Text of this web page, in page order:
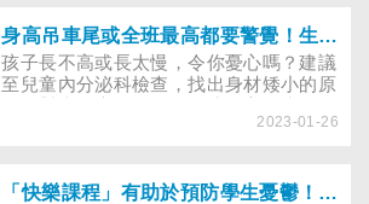
身高吊車尾或全班最高都要警覺！生長激素缺乏或性早熟會讓孩子長不高
孩子長不高或長太慢，令你憂心嗎？建議
至兒童內分泌科檢查，找出身材矮小的原
名卻胸部突起，也要警覺，以免性早熟讓
2023-01-26
「快樂課程」有助於預防學生憂鬱！防範青少年自殺需多管齊下